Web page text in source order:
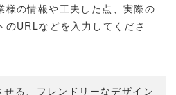
様の情報や工夫した点、実際の
のURLなどを入力してくださ
る、フレンドリーなデザイン